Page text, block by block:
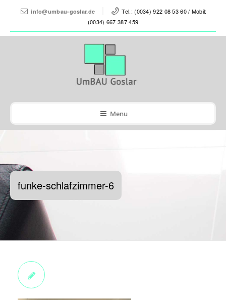
info@umbau-goslar.de
Tel.: (0034) 922 08 53 60 / Mobil:
(0034) 667 387 459
Menu
funke-schlafzimmer-6